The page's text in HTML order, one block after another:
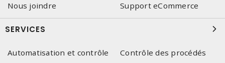
Nous joindre
Support eCommerce
SERVICES
Automatisation et contrôle
Contrôle des procédés